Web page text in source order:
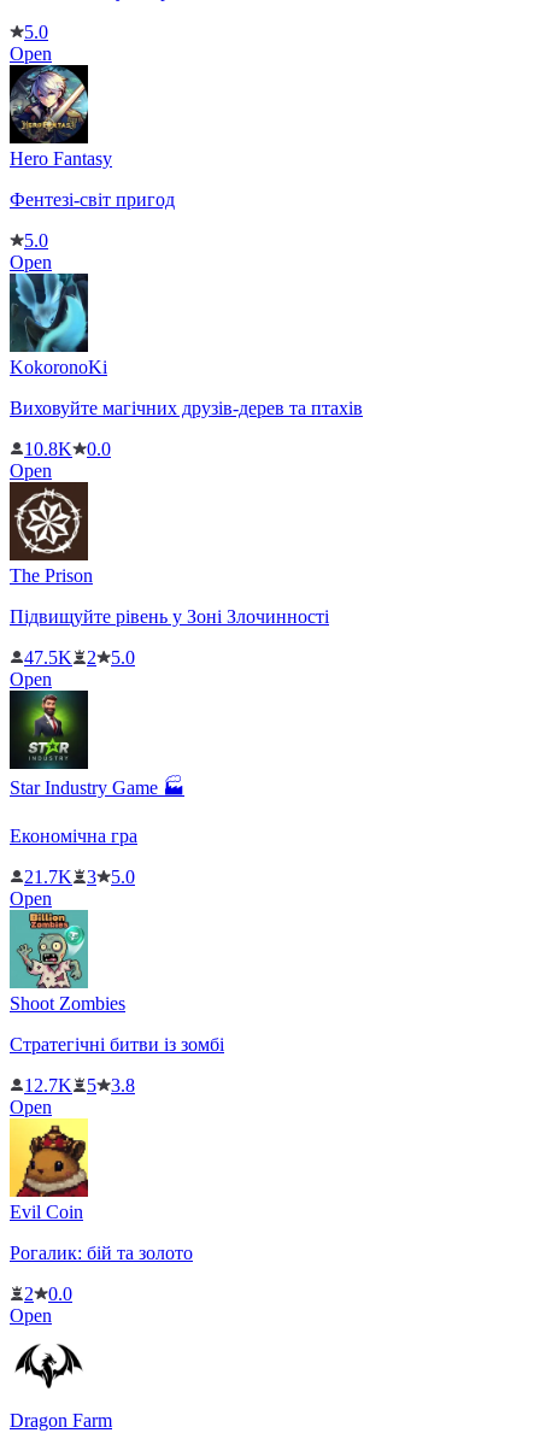
5.0
Open
Hero Fantasy
Фентезі-світ пригод
5.0
Open
KokoronoKi
Виховуйте магічних друзів-дерев та птахів
10.8K
0.0
Open
The Prison
Підвищуйте рівень у Зоні Злочинності
47.5K
2
5.0
Open
Star Industry Game 🏭
Економічна гра
21.7K
3
5.0
Open
Shoot Zombies
Стратегічні битви із зомбі
12.7K
5
3.8
Open
Evil Coin
Рогалик: бій та золото
2
0.0
Open
Dragon Farm